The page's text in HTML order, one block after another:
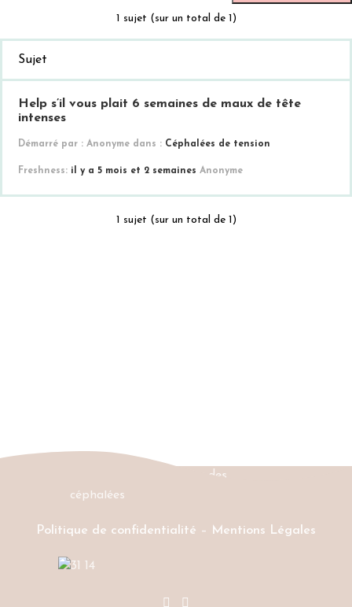
1 sujet (sur un total de 1)
Sujet
Help s’il vous plait 6 semaines de maux de tête
intenses
Démarré par : Anonyme dans : Céphalées de tension
il y a 5 mois et 2 semaines Anonyme
1 sujet (sur un total de 1)
Politique de confidentialité – Mentions Légales